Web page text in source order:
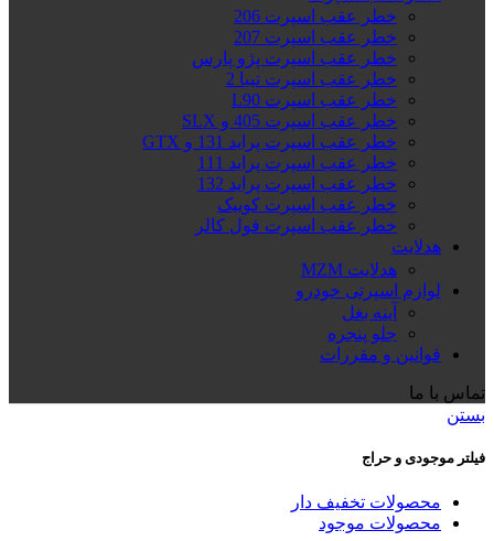
خطر عقب اسپرت 206
خطر عقب اسپرت 207
خطر عقب اسپرت پژو پارس
خطر عقب اسپرت تیبا 2
خطر عقب اسپرت L90
خطر عقب اسپرت 405 و SLX
خطر عقب اسپرت پراید 131 و GTX
خطر عقب اسپرت پراید 111
خطر عقب اسپرت پراید 132
خطر عقب اسپرت کوییک
خطر عقب اسپرت فول کالر
هدلایت
هدلایت MZM
لوازم اسپرتی خودرو
آینه بغل
جلو پنجره
قوانین و مقررات
تماس با ما
بستن
فیلتر موجودی و حراج
محصولات تخفیف دار
محصولات موجود